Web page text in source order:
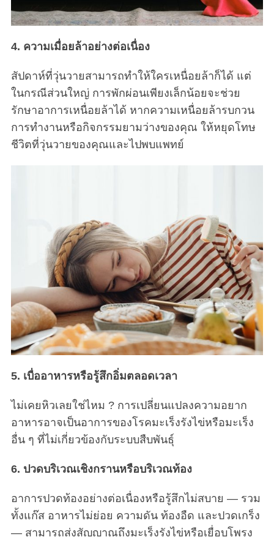
4. ความเมื่อยล้าอย่างต่อเนื่อง
สัปดาห์ที่วุ่นวายสามารถทำให้ใครเหนื่อยล้าก็ได้ แต่
ในกรณีส่วนใหญ่ การพักผ่อนเพียงเล็กน้อยจะช่วย
รักษาอาการเหนื่อยล้าได้ หากความเหนื่อยล้ารบกวน
การทำงานหรือกิจกรรมยามว่างของคุณ ให้หยุดโทษ
ชีวิตที่วุ่นวายของคุณและไปพบแพทย์
5. เบื่ออาหารหรือรู้สึกอิ่มตลอดเวลา
ไม่เคยหิวเลยใช่ไหม ? การเปลี่ยนแปลงความอยาก
อาหารอาจเป็นอาการของโรคมะเร็งรังไข่หรือมะเร็ง
อื่น ๆ ที่ไม่เกี่ยวข้องกับระบบสืบพันธุ์
6. ปวดบริเวณเชิงกรานหรือบริเวณท้อง
อาการปวดท้องอย่างต่อเนื่องหรือรู้สึกไม่สบาย — รวม
ทั้งแก๊ส อาหารไม่ย่อย ความดัน ท้องอืด และปวดเกร็ง
— สามารถส่งสัญญาณถึงมะเร็งรังไข่หรือเยื่อบุโพรง